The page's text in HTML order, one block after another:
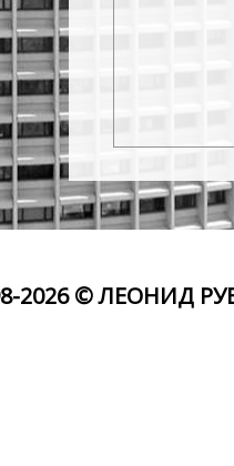
2026 © ЛЕОНИД